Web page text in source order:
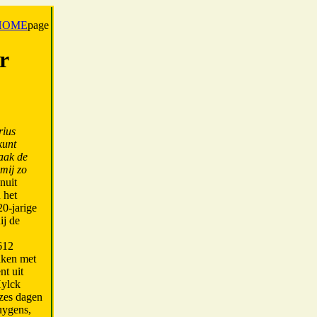
page
de
zo
het
jarige
de
met
uit
dagen